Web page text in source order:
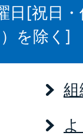
日[祝日
を除く]